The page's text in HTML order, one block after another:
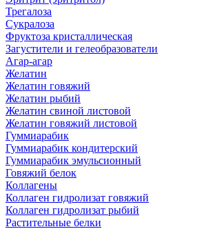
Трегалоза
Сукралоза
Фруктоза кристаллическая
Загустители и гелеобразователи
Агар-агар
Желатин
Желатин говяжий
Желатин рыбий
Желатин свиной листовой
Желатин говяжий листовой
Гуммиарабик
Гуммиарабик кондитерский
Гуммиарабик эмульсионный
Говяжий белок
Коллагены
Коллаген гидролизат говяжий
Коллаген гидролизат рыбий
Растительные белки